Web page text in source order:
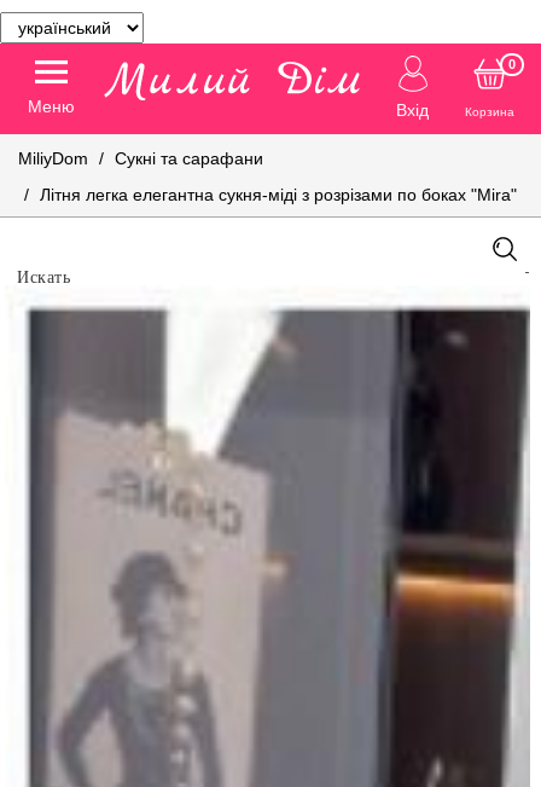
Меню Вхід Корзина
0
MiliyDom
Сукні та сарафани
Літня легка елегантна сукня-міді з розрізами по боках "Mira"